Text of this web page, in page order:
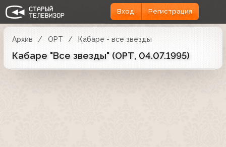
Вход Регистрация
Архив ОРТ Кабаре - все звезды
Кабаре "Все звезды" (ОРТ, 04.07.1995)